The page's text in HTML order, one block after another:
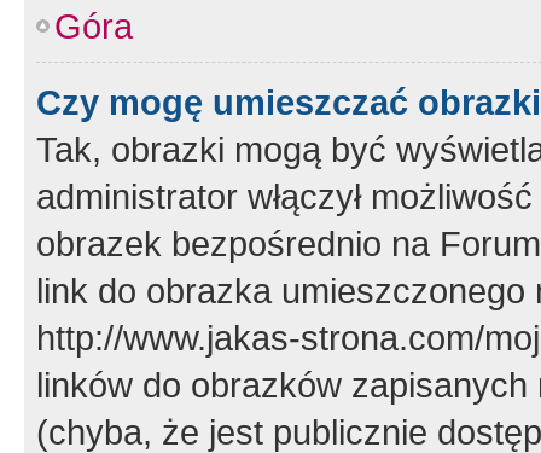
Góra
Czy mogę umieszczać
Tak, obrazki mogą być
administrator włączył
obrazek bezpośrednio na
link do obrazka
http://www.jakas-strona.com/
linków do obrazków
(chyba, że jest publicznie